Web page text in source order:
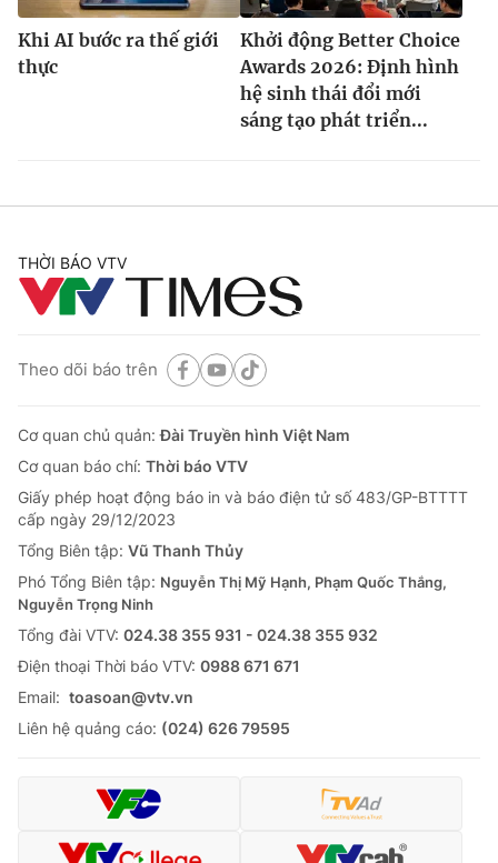
Khi AI bước ra thế giới
thực
Khởi động Better Choice
Awards 2026: Định hình
hệ sinh thái đổi mới
sáng tạo phát triển...
THỜI BÁO VTV
Theo dõi báo trên
Cơ quan chủ quản:Đài Truyền hình Việt Nam
Cơ quan báo chí: Thời báo VTV
Giấy phép hoạt động báo in và báo điện tử số 483/GP-BTTTT
cấp ngày 29/12/2023
Tổng Biên tập: Vũ Thanh Thủy
Phó Tổng Biên tập: Nguyễn Thị Mỹ Hạnh, Phạm Quốc Thắng,
Nguyễn Trọng Ninh
Tổng đài VTV: 024.38 355 931 - 024.38 355 932
Ðiện thoại Thời báo VTV: 0988 671 671
Email: toasoan@vtv.vn
Liên hệ quảng cáo: (024) 626 79595